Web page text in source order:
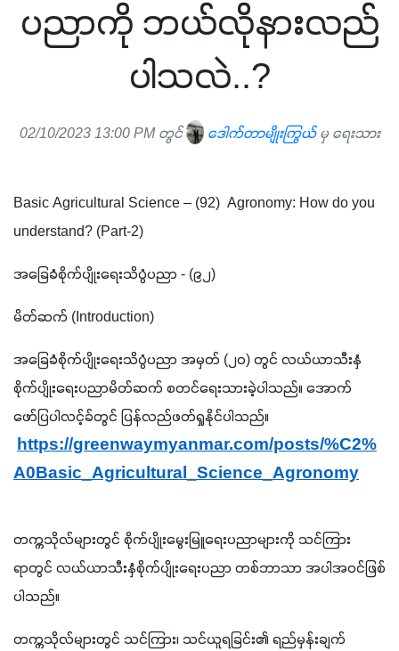
ပညာကို ဘယ်လိုနားလည်
ပါသလဲ..?
02/10/2023 13:00 PM တွင် ဒေါက်တာမျိုးကြွယ်မှ ရေးသား
Basic Agricultural Science – (92)  Agronomy: How do you
understand? (Part-2)
အခြေခံစိုက်ပျိုးရေးသိပ္ပံပညာ - (၉၂)
မိတ်ဆက် (Introduction)
အခြေခံစိုက်ပျိုးရေးသိပ္ပံပညာ အမှတ် (၂၀) တွင် လယ်ယာသီးနှံ
စိုက်ပျိုးရေးပညာမိတ်ဆက် စတင်ရေးသားခဲ့ပါသည်။ အောက်
ဖော်ပြပါလင့်ခ်တွင် ပြန်လည်ဖတ်ရှုနိုင်ပါသည်။
https://greenwaymyanmar.com/posts/%C2%
A0Basic_Agricultural_Science_Agronomy
တက္ကသိုလ်များတွင် စိုက်ပျိုးမွေးမြူရေးပညာများကို သင်ကြား
ရာတွင် လယ်ယာသီးနှံစိုက်ပျိုးရေးပညာ တစ်ဘာသာ အပါအဝင်ဖြစ်
ပါသည်။
တက္ကသိုလ်များတွင် သင်ကြား၊ သင်ယူရခြင်း၏ ရည်မှန်းချက်